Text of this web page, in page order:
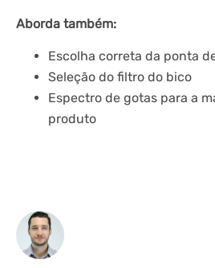
Aborda também:
Escolha correta da ponta
Seleção do filtro do bico
Espectro de gotas para a
produto